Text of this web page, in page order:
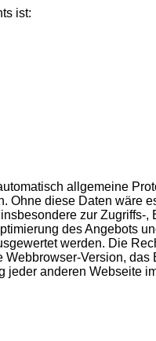
ist:
allgemeine
Ohne diese Daten wäre
zur
des Angebots
werden. Die
Version,
anderen Webseite